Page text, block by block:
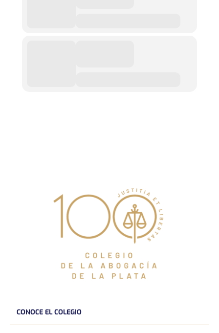
CONOCE EL COLEGIO